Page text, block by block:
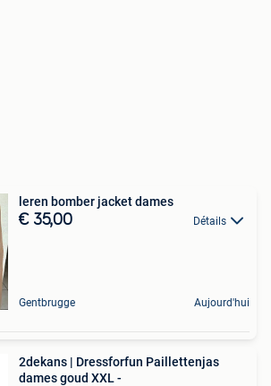
leren bomber jacket dames
€ 35,00 Détails
Gentbrugge Aujourd'hui
2dekans | Dressforfun Paillettenjas
dames goud XXL -